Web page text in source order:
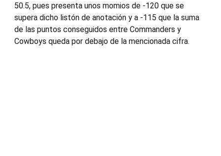
50.5, pues presenta unos momios de -120 que se
supera dicho listón de anotación y a -115 que la suma
de las puntos conseguidos entre Commanders y
Cowboys queda por debajo de la mencionada cifra.